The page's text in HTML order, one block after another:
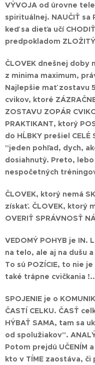
VÝVOJA od úrovne
spirituálnej. NAUČIŤ sa
keď sa dieťa učí
predpokladom
ČLOVEK dnešnej
z minima maximum,
Najlepšie mať zostavu
cvikov, ktoré
ZOSTAVU ZOPÁR
PRAKTIKANT, ktorý
do HĹBKY prešiel CELÉ
"jeden pohľad, dych,
dosiahnutý. Preto, lebo
nespočetných
ČLOVEK, ktorý nemá
získať. ČLOVEK, ktorý
OVERIŤ SPRÁVNOSŤ
VEDOMÝ POHYB je
na telo, ale aj na dušu
To sú POZÍCIE, to nie
také trápne cvičkania
SPOJENIE je o
ČASTÍ CELKU. ČASŤ
HÝBAŤ SAMA, tam sa
od spolužiakov".
Potom prejdú UČENÍM
kto v TÍME zaostáva, či